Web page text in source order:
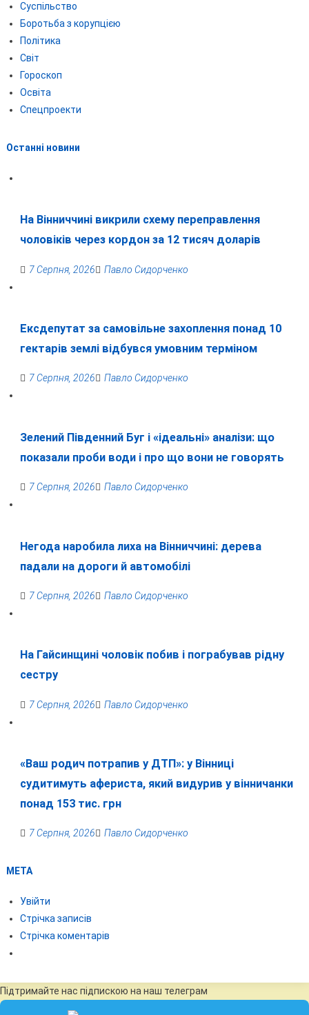
Суспільство
Боротьба з корупцією
Політика
Світ
Гороскоп
Освіта
Спецпроекти
Останні новини
На Вінниччині викрили схему переправлення
чоловіків через кордон за 12 тисяч доларів
7 Серпня, 2026 Павло Сидорченко
Ексдепутат за самовільне захоплення понад 10
гектарів землі відбувся умовним терміном
7 Серпня, 2026 Павло Сидорченко
Зелений Південний Буг і «ідеальні» аналізи: що
показали проби води і про що вони не говорять
7 Серпня, 2026 Павло Сидорченко
Негода наробила лиха на Вінниччині: дерева
падали на дороги й автомобілі
7 Серпня, 2026 Павло Сидорченко
На Гайсинщині чоловік побив і пограбував рідну
сестру
7 Серпня, 2026 Павло Сидорченко
«Ваш родич потрапив у ДТП»: у Вінниці
судитимуть афериста, який видурив у вінничанки
понад 153 тис. грн
7 Серпня, 2026 Павло Сидорченко
МЕТА
Увійти
Стрічка записів
Стрічка коментарів
Підтримайте нас підпискою на наш телеграм